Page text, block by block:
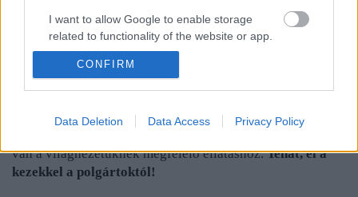
I want to allow Google to enable storage
related to functionality of the website or app.
I want to allow Google to enable storage
I want to allow Google to enable storage
functionality and fraud prevention, and other
user protection.
CONFIRM
Data Deletion Data Access Privacy Policy
Jézus Krisztus. Mert senki ne értelmezze helytelenül a
Megváltó szavait!
No, de jobb későn, mint soha! Most végre bíboros úrral
együtt fogjuk követelni, hogy Magyarországon
És hirdetjük a jövőben az ön szavaival is, hogy a
van a világnézetüknek megfelelő ellátáshoz.Tehát, el a
kezekkel a polgártoktól!